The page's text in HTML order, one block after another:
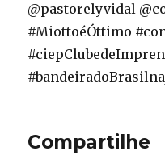
@pastorelyvidal
#MiottoéÓttimo
Compartilhe